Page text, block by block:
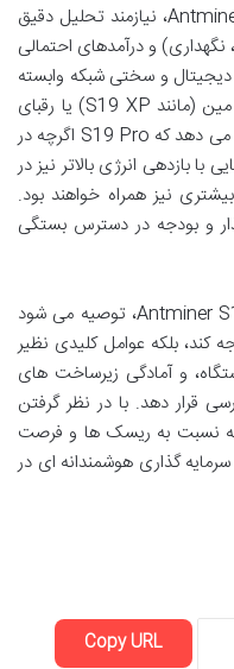
سودآوری و بازگشت سرمایه Antminer S19 Pro، نیازمند تحلیل دقیق
و درآمدهای احتمالی
دیجیتال و سختی شبکه وابسته
است. مقایسه با مدل های جدیدتر بیت مین (مانند S19 XP) یا رقبای
دیگر (مانند Whatsminer M50)، نشان می دهد که S19 Pro اگرچه در
با بازدهی انرژی بالاتر نیز در
نیز همراه خواهند بود.
و بودجه در دسترس بستگی
در نهایت، برای هر خریدار بالقوه Antminer S19 Pro، توصیه می شود
کند، بلکه عوامل کلیدی نظیر
و آمادگی زیرساخت های
قرار دهد. با در نظر گرفتن
نسبت به ریسک ها و فرصت
گذاری هوشمندانه ای در
Copy URL